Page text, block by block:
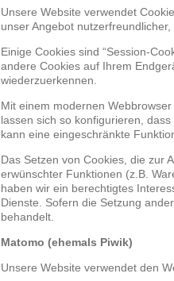
Unsere Website verwendet
unser Angebot
Einige Cookies sind “Session-
andere Cookies auf Ihrem
wiederzuerkennen.
Mit einem modernen
lassen sich so konfigurieren,
kann eine eingeschränkte
Das Setzen von Cookies, die zur
erwünschter Funktionen (z.B.
haben wir ein berechtigtes
Dienste. Sofern die Setzung
behandelt.
Matomo (ehemals Piwik)
Unsere Website verwendet den